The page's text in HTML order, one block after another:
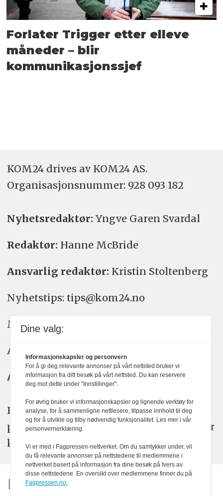
Forlater Trigger etter elleve
måneder – blir
kommunikasjonssjef
KOM24 drives av KOM24 AS.
Organisasjons­nummer: 928 093 182
Nyhetsredaktør: Yngve Garen Svardal
Redaktør: Hanne McBride
Ansvarlig redaktør: Kristin Stoltenberg
Nyhetstips: tips@kom24.no
Meninger: meninger@kom24.no
Annonse: annonse@watchmedia.no
Abonnement:kom24@watchmedia.no
KOM24 arbeider etter Vær Varsom-
plakatens regler for god presseskikk. Her
kan du lese mer omPFUsarbeid.
Dine valg:
Informasjonskapsler og personvern
For å gi deg relevante annonser på vårt nettsted bruker vi
informasjon fra ditt besøk på vårt nettsted. Du kan reservere
deg mot dette under "Innstillinger".
For øvrig bruker vi informasjonskapsler og lignende verktøy for
analyse, for å sammenligne nettlesere, tilpasse innhold til deg
og for å utvikle og tilby nødvendig funksjonalitet. Les mer i vår
personvernerklæring.
Vi er med i Fagpressen-nettverket. Om du samtykker under, vil
du få relevante annonser på nettstedene til medlemmene i
nettverket basert på informasjon fra dine besøk på tvers av
disse nettstedene. En oversikt over medlemmene finner du på
Fagpressen.no.